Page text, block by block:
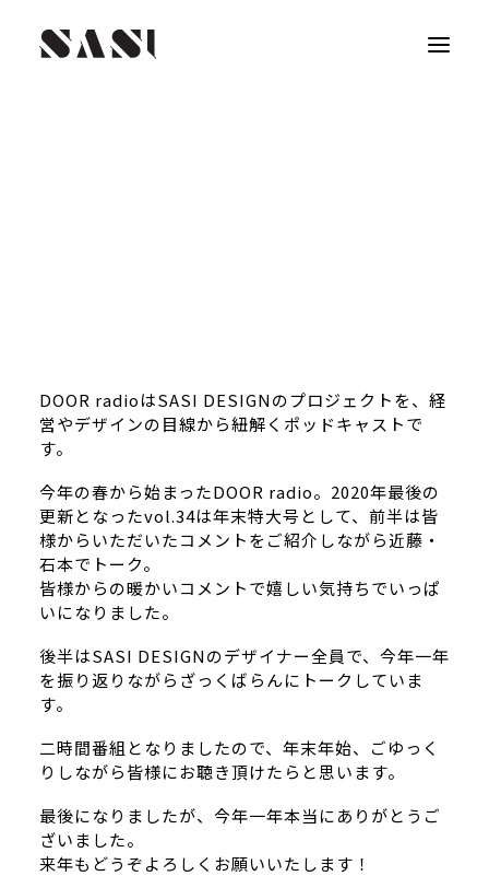
DOOR radioはSASI DESIGNのプロジェクトを、経
営やデザインの目線から紐解くポッドキャストで
す。
今年の春から始まったDOOR radio。2020年最後の
更新となったvol.34は年末特大号として、前半は皆
様からいただいたコメントをご紹介しながら近藤・
石本でトーク。
皆様からの暖かいコメントで嬉しい気持ちでいっぱ
いになりました。
後半はSASI DESIGNのデザイナー全員で、今年一年
を振り返りながらざっくばらんにトークしていま
す。
二時間番組となりましたので、年末年始、ごゆっく
りしながら皆様にお聴き頂けたらと思います。
最後になりましたが、今年一年本当にありがとうご
ざいました。
来年もどうぞよろしくお願いいたします！